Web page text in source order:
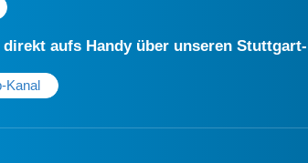
aufs Handy über unseren
Kanal